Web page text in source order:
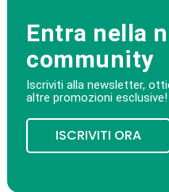
Entra nella
community
Iscriviti alla newsletter,
altre promozioni esclusive!
ISCRIVITI ORA